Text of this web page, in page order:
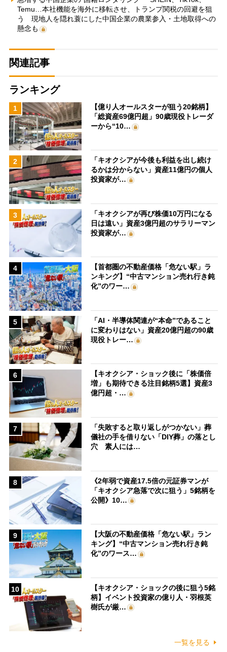
Temu…本社機能を海外に移転させ、トランプ関税の回避を狙
う 現地人を隠れ蓑にした中国企業の農業参入・土地取得への
懸念も
関連記事
ランキング
1
【億り人オールスターが狙う20銘柄】
「総資産69億円超」90歳現役トレーダ
ーから“10…
2
「キオクシアが今後も利益を出し続け
るかは分からない」資産11億円の個人
投資家が…
3
「キオクシアが再び株価10万円になる
日は遠い」資産3億円超のサラリーマン
投資家が…
4
【首都圏の不動産価格「危ない駅」ラ
ンキング】“中古マンション売れ行き鈍
化”のワー…
5
「AI・半導体関連が“本命”であること
に変わりはない」資産20億円超の90歳
現役トレー…
6
【キオクシア・ショック後に「株価倍
増」も期待できる注目銘柄5選】資産3
億円超・…
7
「失敗すると取り返しがつかない」葬
儀社の手を借りない「DIY葬」の落とし
穴 素人には…
8
《2年弱で資産17.5倍の元証券マンが
「キオクシア急落で次に狙う」5銘柄を
公開》10…
9
【大阪の不動産価格「危ない駅」ラン
キング】“中古マンション売れ行き鈍
化”のワース…
10
【キオクシア・ショックの後に狙う5銘
柄】イベント投資家の億り人・羽根英
樹氏が厳…
一覧を見る